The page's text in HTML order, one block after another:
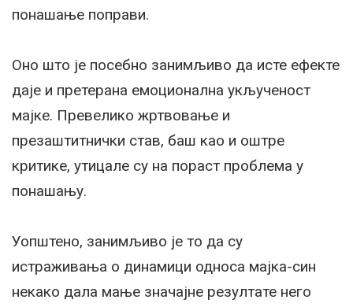
понашање поправи.
Оно што је посебно занимљиво да исте ефекте
даје и претерана емоционална укљученост
мајке. Превелико жртвовање и
презаштитнички став, баш као и оштре
критике, утицале су на пораст проблема у
понашању.
Уопштено, занимљиво је то да су
истраживања о динамици односа мајка-син
некако дала мање значајне резултате него